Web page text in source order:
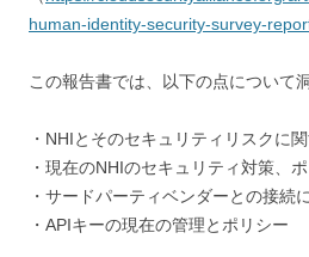
human-identity-security-survey-
この報告書では、以下の点について
・NHIとそのセキュリティリスクに
・現在のNHIのセキュリティ対策、
・サードパーティベンダーとの接続
・APIキーの現在の管理とポリシー